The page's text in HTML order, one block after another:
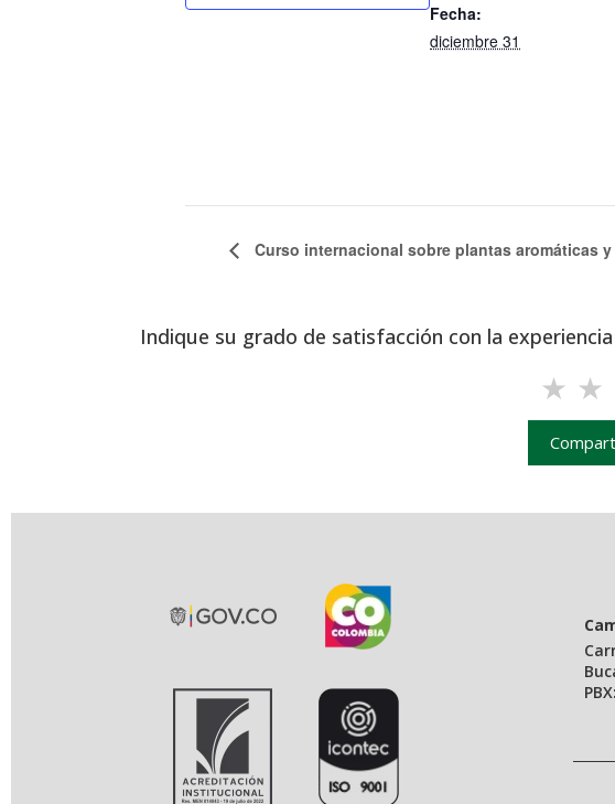
Fecha:
diciembre 31
Curso internacional sobre plantas aromáticas
Indique su grado de satisfacción con la